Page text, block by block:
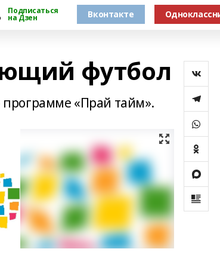
Подписаться
на Дзен Вконтакте
футбол
«Прай тайм».